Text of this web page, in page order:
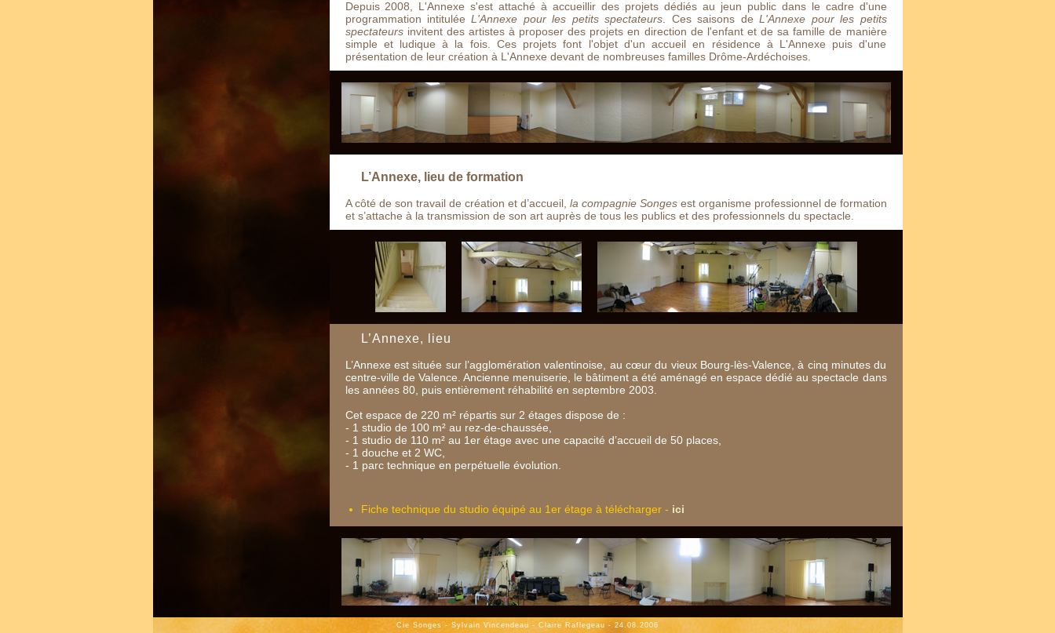
Depuis 2008, L'Annexe s'est attaché à accueillir des projets dédiés au jeun public dans le cadre d'une
programmation intituléeL'Annexe pour les petits spectateurs . Ces saisons deL'Annexe pour les petits
spectateursinvitent des artistes à proposer des projets en direction de l'enfant et de sa famille de manière
simple et ludique à la fois. Ces projets font l'objet d'un accueil en résidence à L'Annexe puis d'une
présentation de leur création à L'Annexe devant de nombreuses familles Drôme-Ardéchoises.
L’Annexe, lieu de formation
A côté de son travail de création et d’accueil, la compagnie Songesest organisme professionnel de formation
et s’attache à la transmission de son art auprès de tous les publics et des professionnels du spectacle.
L’Annexe, lieu
L’Annexe est située sur l’agglomération valentinoise, au cœur du vieux Bourg-lès-Valence, à cinq minutes du
centre-ville de Valence. Ancienne menuiserie, le bâtiment a été aménagé en espace dédié au spectacle dans
les années 80, puis entièrement réhabilité en septembre 2003.
Cet espace de 220 m² répartis sur 2 étages dispose de :
- 1 studio de 100 m² au rez-de-chaussée,
- 1 studio de 110 m² au 1er étage avec une capacité d’accueil de 50 places,
- 1 douche et 2 WC,
- 1 parc technique en perpétuelle évolution.
Fiche technique du studio équipé au 1er étage à télécharger - ici
Cie Songes - Sylvain Vincendeau - Claire Raflegeau - 24.08.2006